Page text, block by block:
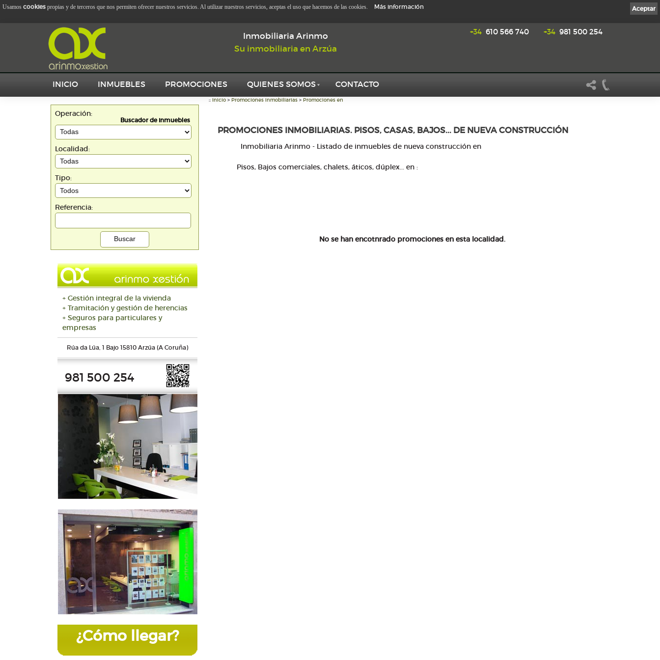
Inmobiliaria Arinmo
Su inmobiliaria en Arzúa
+34 981 500 254
+34 610 566 740
INICIO INMUEBLES PROMOCIONES QUIENES SOMOS CONTACTO
Buscador de inmuebles
Operación:
Localidad:
Tipo:
Referencia:
+ Gestión integral de la vivienda
+ Tramitación y gestión de herencias
+ Seguros para particulares y
empresas
Rúa da Lúa, 1 Bajo 15810 Arzúa (A Coruña)
981 500 254
¿Cómo llegar?
:: Inicio > Promociones inmobiliarias > Promociones en
PROMOCIONES INMOBILIARIAS. PISOS, CASAS, BAJOS... DE NUEVA CONSTRUCCIÓN
Inmobiliaria Arinmo - Listado de inmuebles de nueva construcción en
Pisos, Bajos comerciales, chalets, áticos, dúplex... en :
No se han encotnrado promociones en esta localidad.
Aceptar
Usamos cookies propias y de terceros que nos permiten ofrecer nuestros servicios. Al utilizar nuestros servicios, aceptas el uso que hacemos de las cookies. Más información